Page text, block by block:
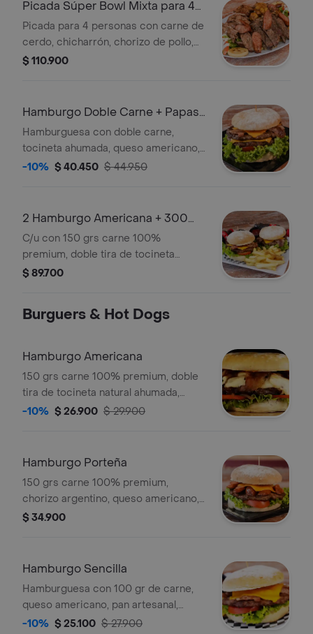
Picada Súper Bowl Mixta para 4
Personas
Picada para 4 personas con carne de
cerdo, chicharrón, chorizo de pollo,
chorizos coctel, salchicha, maíz,
$ 110.900
Hamburgo Doble Carne + Papas
Americanas
Hamburguesa con doble carne,
tocineta ahumada, queso americano,
lechuga, tomate y salsas de la casa en
-10% $ 40.450 $ 44.950
2 Hamburgo Americana + 300
Grs Papas a la Francesa
C/u con 150 grs carne 100%
premium, doble tira de tocineta
natural ahumada, queso , pan
$ 89.700
Burguers & Hot Dogs
Hamburgo Americana
150 grs carne 100% premium, doble
tira de tocineta natural ahumada,
queso americano, pan artesanal,
-10% $ 26.900 $ 29.900
Hamburgo Porteña
150 grs carne 100% premium,
chorizo argentino, queso americano,
pan artesanal, lechuga, tomate, salsas
$ 34.900
Hamburgo Sencilla
Hamburguesa con 100 gr de carne,
queso americano, pan artesanal,
lechuga, tomate y salsas de la casa.
-10% $ 25.100 $ 27.900